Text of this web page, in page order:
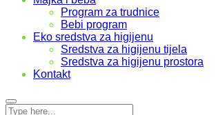
Program za trudnice
Bebi program
Eko sredstva za higijenu
Sredstva za higijenu tijela
Sredstva za higijenu prostora
Kontakt